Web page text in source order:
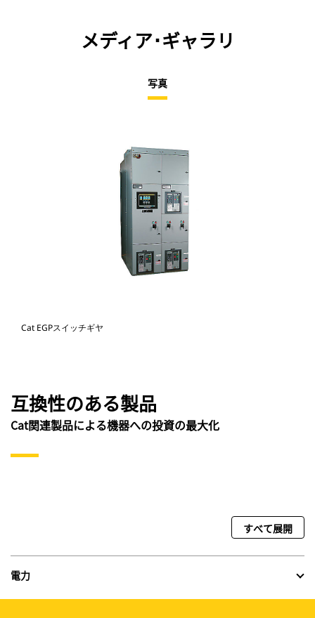
メディア･ギャラリ
写真
Cat EGPスイッチギヤ
互換性のある製品
Cat関連製品による機器への投資の最大化
すべて展開
電力